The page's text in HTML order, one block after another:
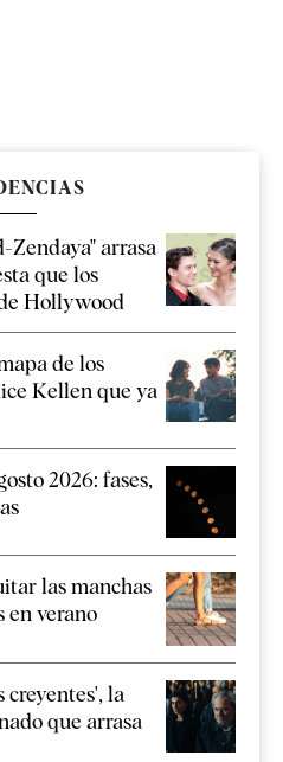
Zendaya" arrasa
que los
Hollywood
de los
Kellen que ya
2026: fases,
las manchas
en verano
creyentes', la
que arrasa